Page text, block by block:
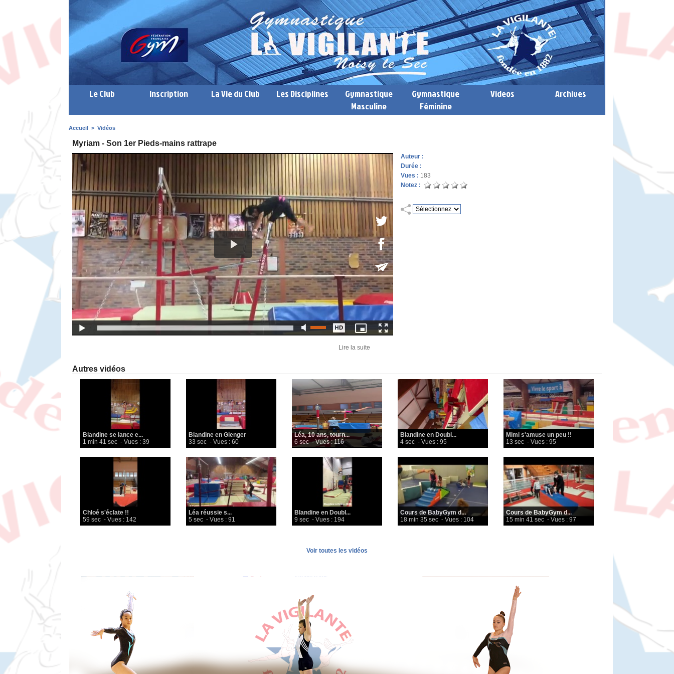
Le Club Inscription La Vie du Club Les Disciplines
Gymnastique
Masculine
Gymnastique
Féminine
Videos Archives
Accueil > Vidéos
Myriam - Son 1er Pieds-mains rattrape
Auteur :
Durée :
Vues : 183
Notez :
Lire la suite
Autres vidéos
Blandine se lance e...
1 min 41 sec - Vues : 39
Blandine en Gienger
33 sec - Vues : 60
Léa, 10 ans, tourn...
6 sec - Vues : 116
Blandine en Doubl...
4 sec - Vues : 95
Mimi s'amuse un peu !!
13 sec - Vues : 95
Chloé s'éclate !!
59 sec - Vues : 142
Léa réussie s...
5 sec - Vues : 91
Blandine en Doubl...
9 sec - Vues : 194
Cours de BabyGym d...
18 min 35 sec - Vues : 104
Cours de BabyGym d...
15 min 41 sec - Vues : 97
Voir toutes les vidéos